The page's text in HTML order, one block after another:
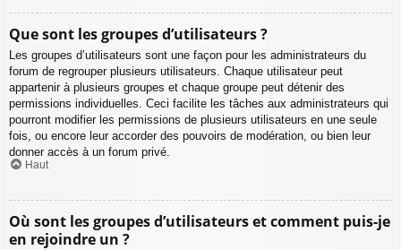
Que sont les groupes d’utilisateurs ?
Les groupes d’utilisateurs sont une façon pour les administrateurs du
forum de regrouper plusieurs utilisateurs. Chaque utilisateur peut
appartenir à plusieurs groupes et chaque groupe peut détenir des
permissions individuelles. Ceci facilite les tâches aux administrateurs qui
pourront modifier les permissions de plusieurs utilisateurs en une seule
fois, ou encore leur accorder des pouvoirs de modération, ou bien leur
donner accès à un forum privé.
Haut
Où sont les groupes d’utilisateurs et comment puis-je
en rejoindre un ?